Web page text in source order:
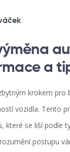
a
krokem pro
vozidla. Tento
které se liší podle
postupu